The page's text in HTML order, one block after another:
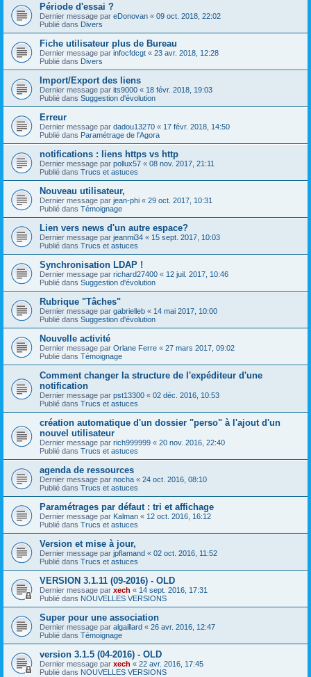
Période d'essai ?
Dernier message par eDonovan « 09 oct. 2018, 22:02
Publié dans Divers
Fiche utilisateur plus de Bureau
Dernier message par infocfdcgt « 23 avr. 2018, 12:28
Publié dans Divers
Import/Export des liens
Dernier message par its9000 « 18 févr. 2018, 19:03
Publié dans Suggestion d'évolution
Erreur
Dernier message par dadou13270 « 17 févr. 2018, 14:50
Publié dans Paramétrage de l'Agora
notifications : liens https vs http
Dernier message par pollux57 « 08 nov. 2017, 21:11
Publié dans Trucs et astuces
Nouveau utilisateur,
Dernier message par jean-phi « 29 oct. 2017, 10:31
Publié dans Témoignage
Lien vers news d'un autre espace?
Dernier message par jeanmi34 « 15 sept. 2017, 10:03
Publié dans Trucs et astuces
Synchronisation LDAP !
Dernier message par richard27400 « 12 juil. 2017, 10:46
Publié dans Suggestion d'évolution
Rubrique "Tâches"
Dernier message par gabrielleb « 14 mai 2017, 10:00
Publié dans Suggestion d'évolution
Nouvelle activité
Dernier message par Orlane Ferre « 27 mars 2017, 09:02
Publié dans Témoignage
Comment changer la structure de l'expéditeur d'une
notification
Dernier message par pst13300 « 02 déc. 2016, 10:53
Publié dans Trucs et astuces
création automatique d'un dossier "perso" à l'ajout d'un
nouvel utilisateur
Dernier message par rich999999 « 20 nov. 2016, 22:40
Publié dans Trucs et astuces
agenda de ressources
Dernier message par nocha « 24 oct. 2016, 08:10
Publié dans Trucs et astuces
Paramétrages par défaut : tri et affichage
Dernier message par Kalman « 12 oct. 2016, 16:12
Publié dans Trucs et astuces
Version et mise à jour,
Dernier message par jpflamand « 02 oct. 2016, 11:52
Publié dans Trucs et astuces
VERSION 3.1.11 (09-2016) - OLD
Dernier message par xech « 14 sept. 2016, 17:31
Publié dans NOUVELLES VERSIONS
Super pour une association
Dernier message par algaillard « 26 avr. 2016, 12:47
Publié dans Témoignage
version 3.1.5 (04-2016) - OLD
Dernier message par xech « 22 avr. 2016, 17:45
Publié dans NOUVELLES VERSIONS